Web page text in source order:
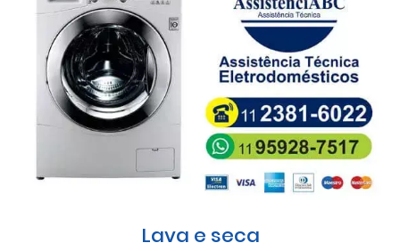
Lava e seca